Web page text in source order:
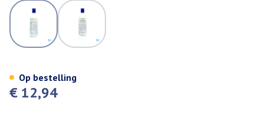
View larger imageView larger image
€ 12,94
Op bestelling